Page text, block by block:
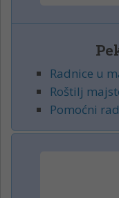
Radnice u
Roštilj
Pomoćni